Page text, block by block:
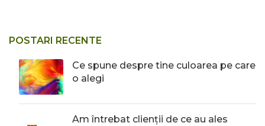
POSTARI RECENTE
Ce spune despre tine culoarea pe care
o alegi
Am întrebat clienții de ce au ales